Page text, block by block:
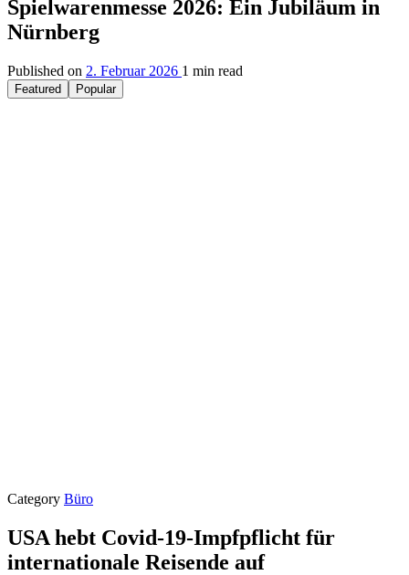
Spielwarenmesse 2026: Ein Jubiläum in
Nürnberg
Published on 2. Februar 2026 1 min read
Featured Popular
Category Büro
USA hebt Covid-19-Impfpflicht für
internationale Reisende auf